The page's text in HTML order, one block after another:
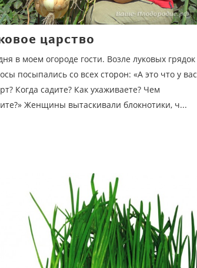
царство
в моем огороде гости. Возле луковых грядок
посыпались со всех сторон: «А это что у вас
Когда садите? Как ухаживаете? Чем
Женщины вытаскивали блокнотики, ч...